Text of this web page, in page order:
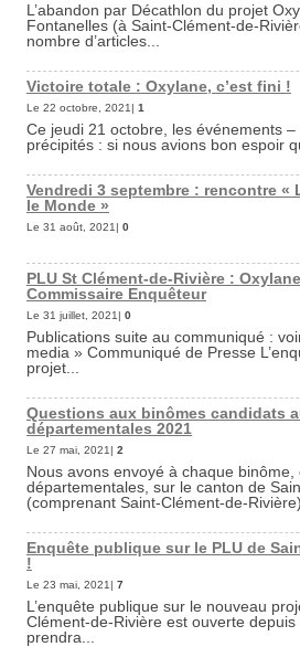
L’abandon par Décathlon du projet
Fontanelles (à Saint-Clément-de-
nombre d’articles...
Victoire totale : Oxylane, c’est fini !
Le 22 octobre, 2021| 1
Ce jeudi 21 octobre, les événements
précipités : si nous avions bon espoir
Vendredi 3 septembre : rencontre «
le Monde »
Le 31 août, 2021| 0
PLU St Clément-de-Rivière :
Commissaire Enquêteur
Le 31 juillet, 2021| 0
Publications suite au communiqué :
media » Communiqué de Presse
projet...
Questions aux binômes candidats
départementales 2021
Le 27 mai, 2021| 2
Nous avons envoyé à chaque binôme,
départementales, sur le canton de
(comprenant Saint-Clément-de-
Enquête publique sur le PLU de
!
Le 23 mai, 2021| 7
L’enquête publique sur le nouveau
Clément-de-Rivière est ouverte
prendra...